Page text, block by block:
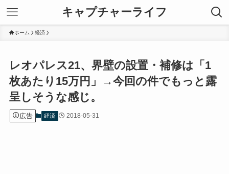
キャプチャーライフ
ホーム 経済
レオパレス21、界壁の設置・補修は「1
枚あたり15万円」→今回の件でもっと露
呈しそうな感じ。
広告 経済 2018-05-31